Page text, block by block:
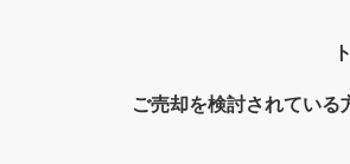
ご売却を検討されている